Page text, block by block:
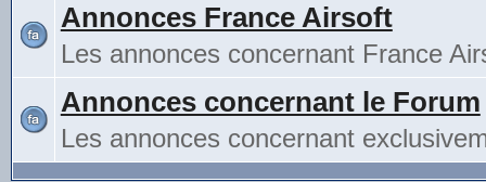
Annonces France Airsoft
Les annonces concernant France
Annonces concernant le Forum
Les annonces concernant